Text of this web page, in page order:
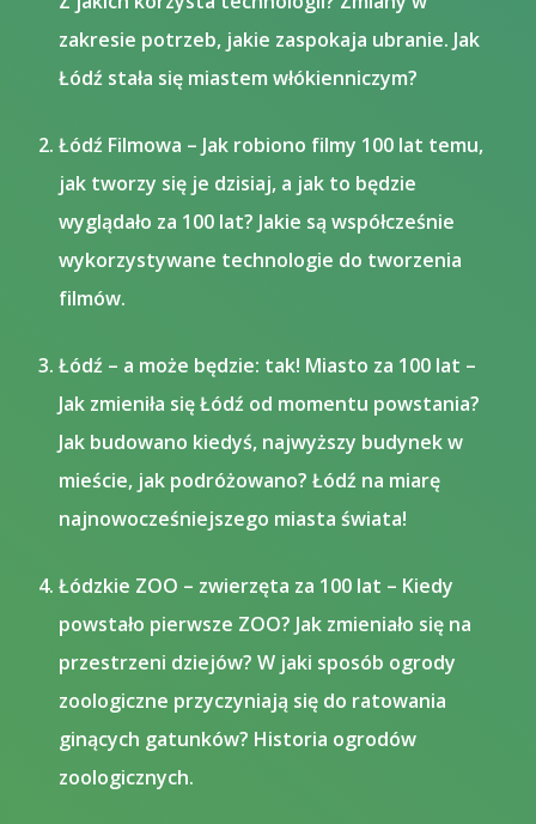
zakresie potrzeb, jakie zaspokaja ubranie. Jak
Łódź stała się miastem włókienniczym?​
Łódź Filmowa – Jak robiono filmy 100 lat temu,
jak tworzy się je dzisiaj, a jak to będzie
wyglądało za 100 lat? Jakie są współcześnie
wykorzystywane technologie do tworzenia
filmów.​
Łódź – a może będzie: tak! Miasto za 100 lat –
Jak zmieniła się Łódź od momentu powstania?
Jak budowano kiedyś, najwyższy budynek w
mieście, jak podróżowano? Łódź na miarę
najnowocześniejszego miasta świata!​
Łódzkie ZOO – zwierzęta za 100 lat – Kiedy
powstało pierwsze ZOO? Jak zmieniało się na
przestrzeni dziejów? W jaki sposób ogrody
zoologiczne przyczyniają się do ratowania
ginących gatunków? Historia ogrodów
zoologicznych.